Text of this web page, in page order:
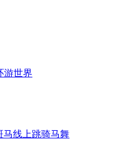
游世界
马线上跳骑马舞